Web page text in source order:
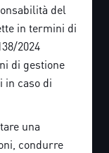
del
in termini di
2024
di gestione
in caso di
una
condurre